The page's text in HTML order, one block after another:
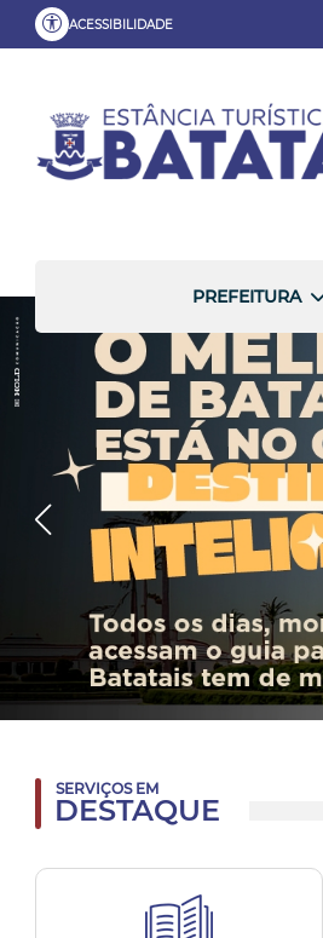
ACESSIBILIDADE
PREFEITURA
SERVIÇOS EM
DESTAQUE